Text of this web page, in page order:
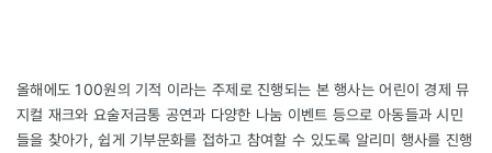
올해에도 100원의 기적 이라는 주제로 진행되는 본 행사는 어린이 경제 뮤
지컬 재크와 요술저금통 공연과 다양한 나눔 이벤트 등으로 아동들과 시민
들을 찾아가, 쉽게 기부문화를 접하고 참여할 수 있도록 알리미 행사를 진행